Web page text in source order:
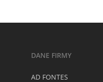
DANE FIRMY
AD FONTES